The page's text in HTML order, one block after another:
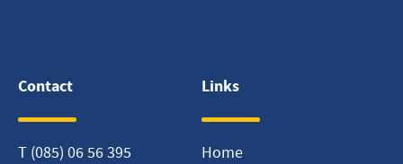
Contact
T (085) 06 56 395
Links
Home